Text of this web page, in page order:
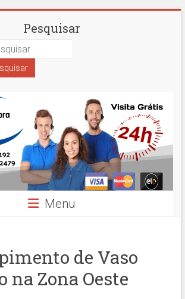
Pesquisar
Menu
de Vaso
na Zona Oeste